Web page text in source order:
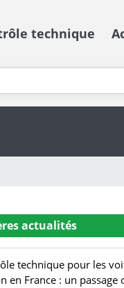
technique
actualités
technique pour les
en France : un passage